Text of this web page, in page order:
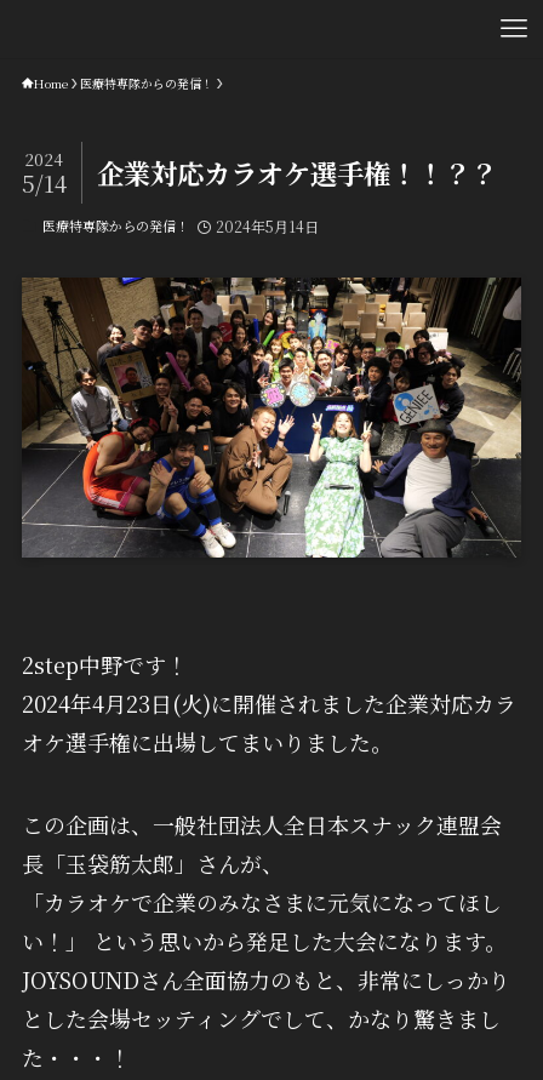
Home 医療特専隊からの発信！
企業対応カラオケ選手権！！？？
2024
5/14
医療特専隊からの発信！ 2024年5月14日
2step中野です！
2024年4月23日(火)に開催されました企業対応カラ
オケ選手権に出場してまいりました。
この企画は、一般社団法人全日本スナック連盟会
長「玉袋筋太郎」さんが、
「カラオケで企業のみなさまに元気になってほし
い！」 という思いから発足した大会になります。
JOYSOUNDさん全面協力のもと、非常にしっかり
とした会場セッティングでして、かなり驚きまし
た・・・！